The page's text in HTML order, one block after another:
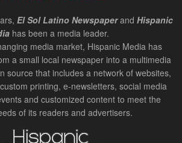
El Sol Latino Newspaperand Hispanic
has been a media leader.
media market, Hispanic Media has
a small local newspaper into a multimedia
source that includes a network of websites,
printing, e-newsletters, social media
and customized content to meet the
of its readers and advertisers.